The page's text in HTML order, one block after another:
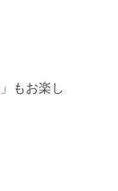
」もお楽し